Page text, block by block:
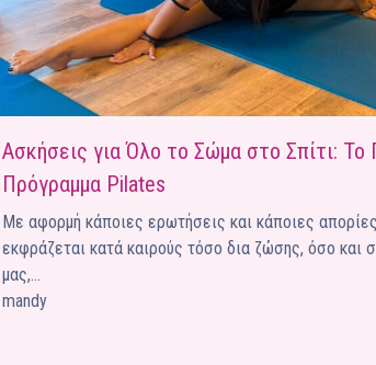
ΠΕΥ
ΠΕΥΚΗ
Η εξέλιξη
Προορισμός
Ασκήσεις για Όλο το Σώμα στο Σπίτι: Το
Πρόγραμμα Pilates
Με αφορμή κάποιες ερωτήσεις και κάποιες
εκφράζεται κατά καιρούς τόσο δια ζώσης, όσο και
μας,…
mandy